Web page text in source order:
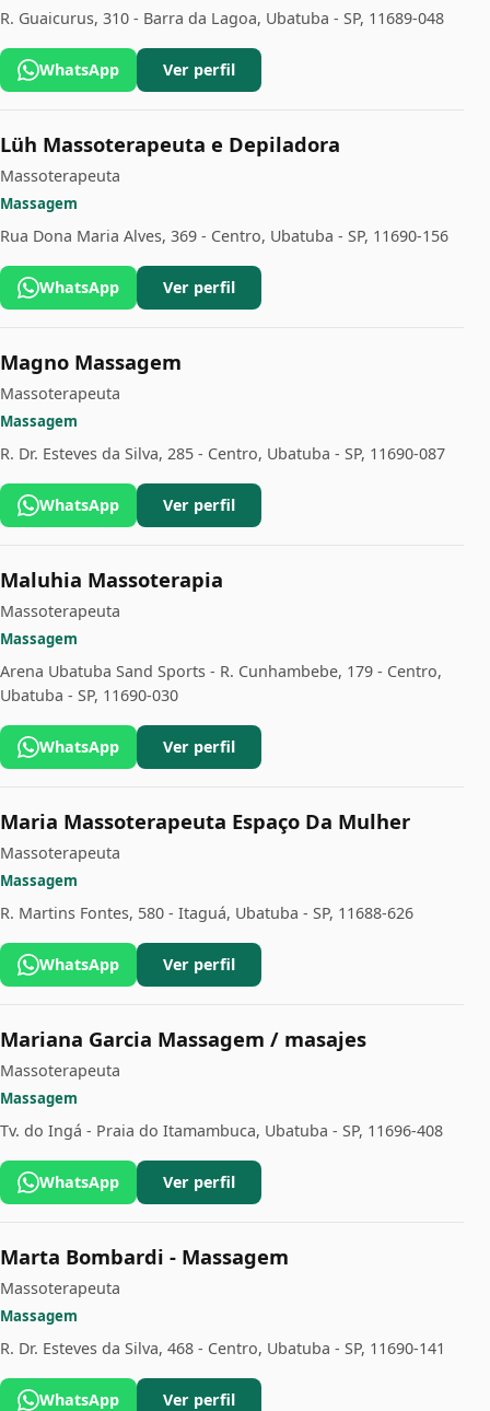
R. Guaicurus, 310 - Barra da Lagoa, Ubatuba - SP, 11689-048
WhatsApp Ver perfil
Lüh Massoterapeuta e Depiladora
Massoterapeuta
Massagem
Rua Dona Maria Alves, 369 - Centro, Ubatuba - SP, 11690-156
WhatsApp Ver perfil
Magno Massagem
Massoterapeuta
Massagem
R. Dr. Esteves da Silva, 285 - Centro, Ubatuba - SP, 11690-087
WhatsApp Ver perfil
Maluhia Massoterapia
Massoterapeuta
Massagem
Arena Ubatuba Sand Sports - R. Cunhambebe, 179 - Centro,
Ubatuba - SP, 11690-030
WhatsApp Ver perfil
Maria Massoterapeuta Espaço Da Mulher
Massoterapeuta
Massagem
R. Martins Fontes, 580 - Itaguá, Ubatuba - SP, 11688-626
WhatsApp Ver perfil
Mariana Garcia Massagem / masajes
Massoterapeuta
Massagem
Tv. do Ingá - Praia do Itamambuca, Ubatuba - SP, 11696-408
WhatsApp Ver perfil
Marta Bombardi - Massagem
Massoterapeuta
Massagem
R. Dr. Esteves da Silva, 468 - Centro, Ubatuba - SP, 11690-141
WhatsApp Ver perfil